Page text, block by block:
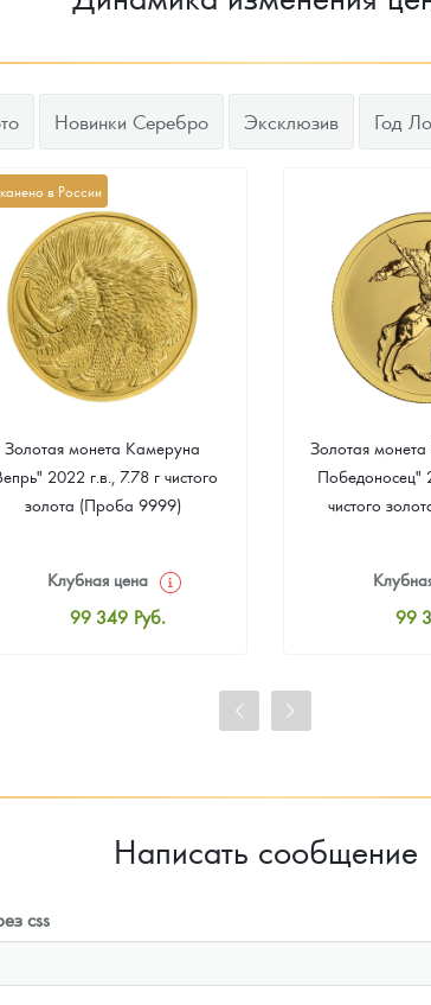
Новинки Серебро Эксклюзив Год
в России
Золотая монета Камеруна
2022 г.в., 7.78 г чистого
золота (Проба 9999)
Клубная цена
99 349 Руб.
Золотая монета
Победоносец"
чистого
99
Написать сообщение
css